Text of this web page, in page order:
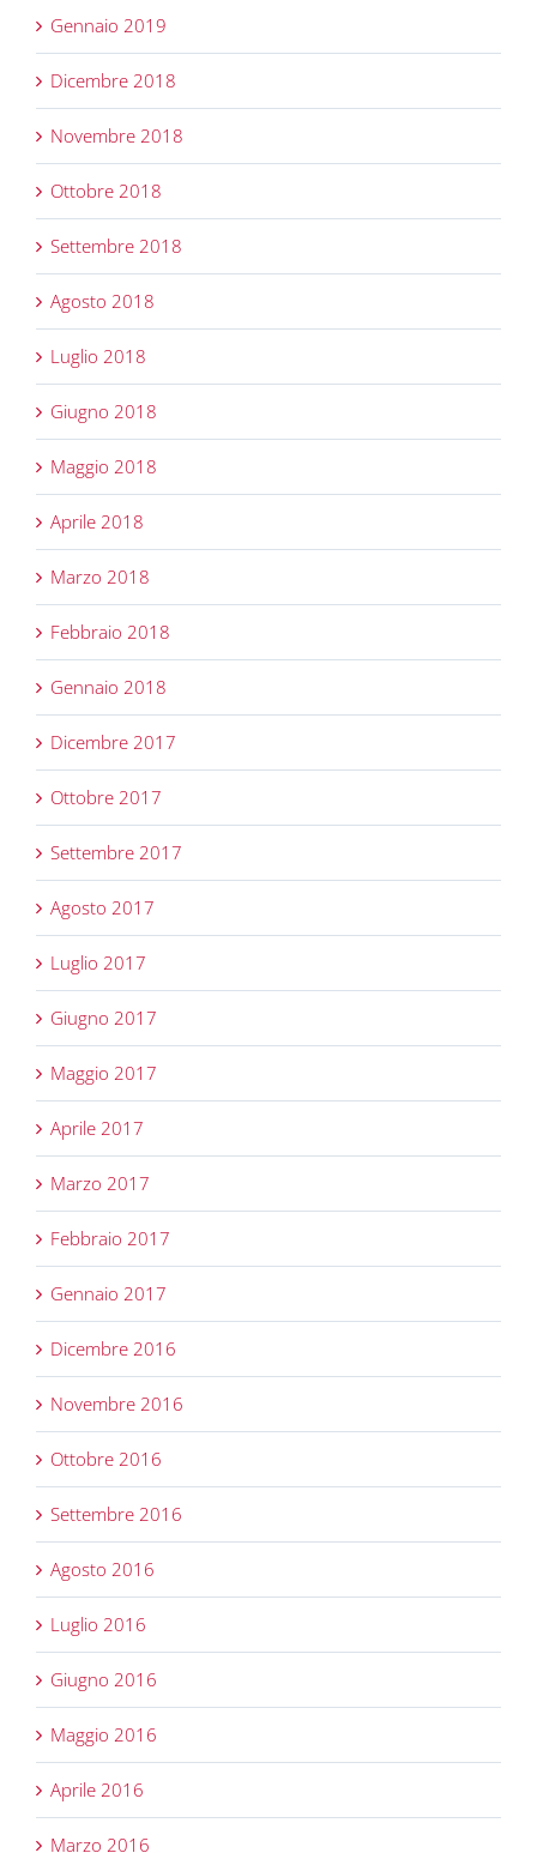
Gennaio 2019
Dicembre 2018
Novembre 2018
Ottobre 2018
Settembre 2018
Agosto 2018
Luglio 2018
Giugno 2018
Maggio 2018
Aprile 2018
Marzo 2018
Febbraio 2018
Gennaio 2018
Dicembre 2017
Ottobre 2017
Settembre 2017
Agosto 2017
Luglio 2017
Giugno 2017
Maggio 2017
Aprile 2017
Marzo 2017
Febbraio 2017
Gennaio 2017
Dicembre 2016
Novembre 2016
Ottobre 2016
Settembre 2016
Agosto 2016
Luglio 2016
Giugno 2016
Maggio 2016
Aprile 2016
Marzo 2016